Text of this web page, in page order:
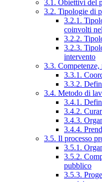
3.1. Obiettivi del
3.2. Tipologie di
3.2.1.
coinvolti
3.2.2.
3.2.3.
intervento
3.3.
3.3.1.
3.3.2.
3.4. Metodo di
3.4.1.
3.4.2.
3.4.3.
3.4.4.
3.5. Il processo
3.5.1.
3.5.2.
pubblico
3.5.3.